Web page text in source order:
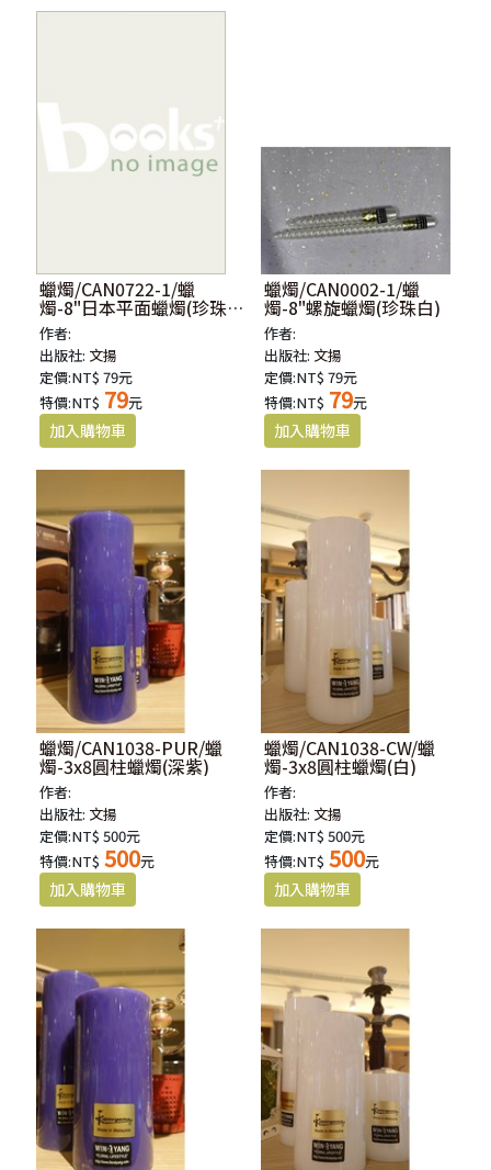
蠟燭/CAN0722-1/蠟
燭-8"日本平面蠟燭(珍珠
白)
作者:
出版社: 文揚
定價:NT$ 79元
特價:NT$ 79元
蠟燭/CAN0002-1/蠟
燭-8"螺旋蠟燭(珍珠白)
作者:
出版社: 文揚
定價:NT$ 79元
特價:NT$ 79元
蠟燭/CAN1038-PUR/蠟
燭-3x8圓柱蠟燭(深紫)
作者:
出版社: 文揚
定價:NT$ 500元
特價:NT$ 500元
蠟燭/CAN1038-CW/蠟
燭-3x8圓柱蠟燭(白)
作者:
出版社: 文揚
定價:NT$ 500元
特價:NT$ 500元